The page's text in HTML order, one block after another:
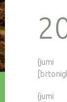
{jumi
{jumi